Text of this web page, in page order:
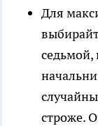
Для
седьмой,
строже.